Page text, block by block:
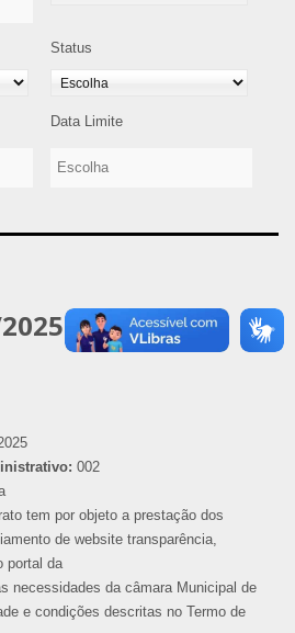
Status
Data Limite
002
tem por objeto a prestação dos
de website transparência,
portal da
necessidades da câmara Municipal de
e condições descritas no Termo de